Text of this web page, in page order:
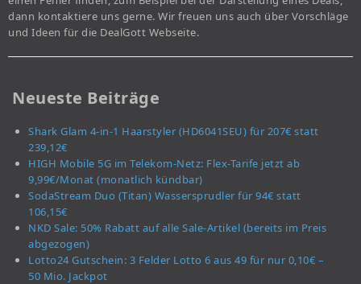
dann kontaktiere uns gerne. Wir freuen uns auch über Vorschläge
und Ideen für die DealGott Webseite.
Neueste Beiträge
Shark Glam 4-in-1 Haarstyler (HD6041SEU) für 207€ statt
239,12€
HIGH Mobile 5G im Telekom-Netz: Flex-Tarife jetzt ab
9,99€/Monat (monatlich kündbar)
SodaStream Duo (Titan) Wassersprudler für 94€ statt
106,15€
NKD Sale: 50% Rabatt auf alle Sale-Artikel (bereits im Preis
abgezogen)
Lotto24 Gutschein: 3 Felder Lotto 6 aus 49 für nur 0,10€ –
50 Mio. Jackpot